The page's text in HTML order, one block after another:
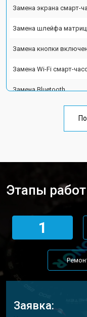
Замена экрана смарт-
Замена шлейфа
Замена кнопки
Замена Wi-Fi смарт-
Замена Bluetooth
Этапы работ
1
Заявка: